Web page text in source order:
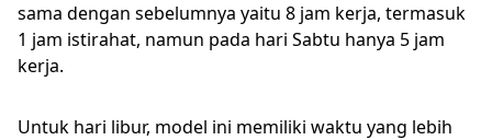
sama dengan sebelumnya yaitu 8 jam kerja, termasuk
1 jam istirahat, namun pada hari Sabtu hanya 5 jam
kerja.
Untuk hari libur, model ini memiliki waktu yang lebih